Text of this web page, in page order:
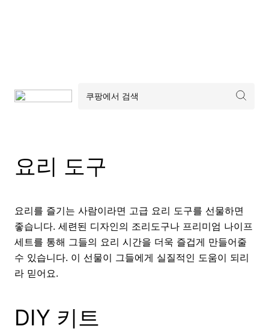
요리 도구
요리를 즐기는 사람이라면 고급 요리 도구를 선물하면
좋습니다. 세련된 디자인의 조리도구나 프리미엄 나이프
세트를 통해 그들의 요리 시간을 더욱 즐겁게 만들어줄
수 있습니다. 이 선물이 그들에게 실질적인 도움이 되리
라 믿어요.
DIY 키트